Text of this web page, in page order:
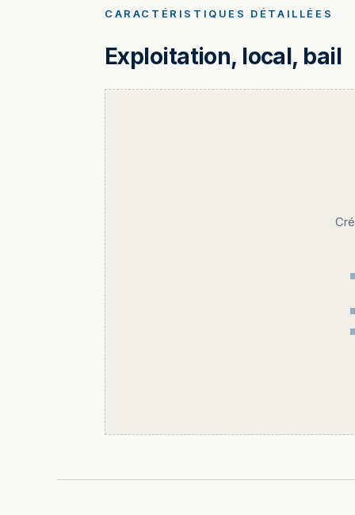
CARACTÉRISTIQUES DÉTAILLÉES
Exploitation, local, bail